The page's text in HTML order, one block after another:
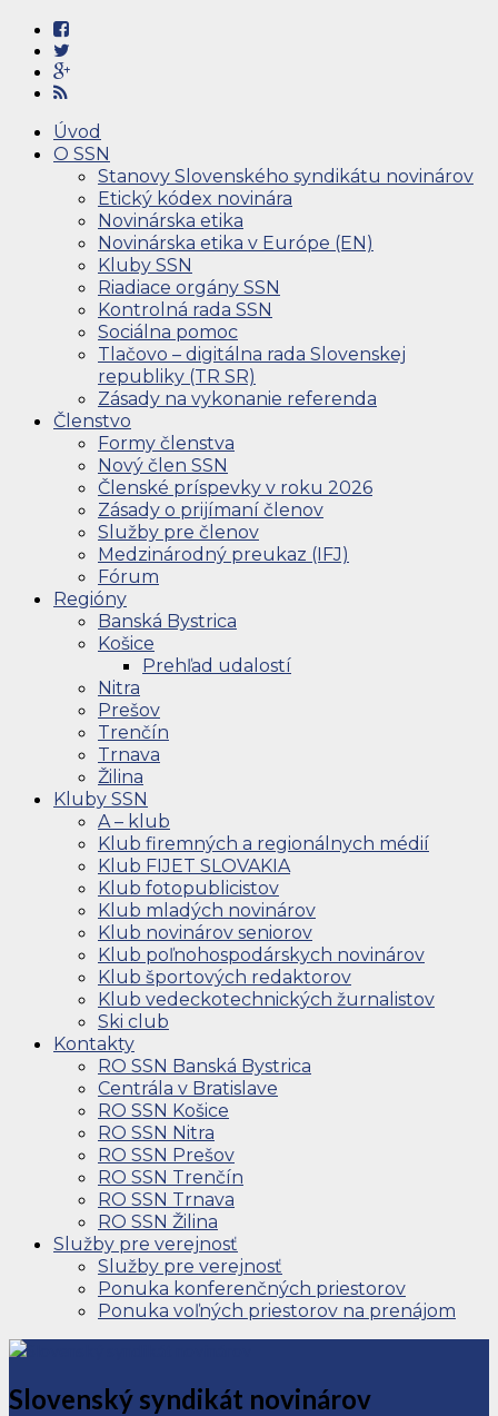
Úvod
O SSN
Stanovy Slovenského syndikátu novinárov
Etický kódex novinára
Novinárska etika
Novinárska etika v Európe (EN)
Kluby SSN
Riadiace orgány SSN
Kontrolná rada SSN
Sociálna pomoc
Tlačovo – digitálna rada Slovenskej
republiky (TR SR)
Zásady na vykonanie referenda
Členstvo
Formy členstva
Nový člen SSN
Členské príspevky v roku 2026
Zásady o prijímaní členov
Služby pre členov
Medzinárodný preukaz (IFJ)
Fórum
Regióny
Banská Bystrica
Košice
Prehľad udalostí
Nitra
Prešov
Trenčín
Trnava
Žilina
Kluby SSN
A – klub
Klub firemných a regionálnych médií
Klub FIJET SLOVAKIA
Klub fotopublicistov
Klub mladých novinárov
Klub novinárov seniorov
Klub poľnohospodárskych novinárov
Klub športových redaktorov
Klub vedeckotechnických žurnalistov
Ski club
Kontakty
RO SSN Banská Bystrica
Centrála v Bratislave
RO SSN Košice
RO SSN Nitra
RO SSN Prešov
RO SSN Trenčín
RO SSN Trnava
RO SSN Žilina
Služby pre verejnosť
Služby pre verejnosť
Ponuka konferenčných priestorov
Ponuka voľných priestorov na prenájom
Slovenský syndikát novinárov